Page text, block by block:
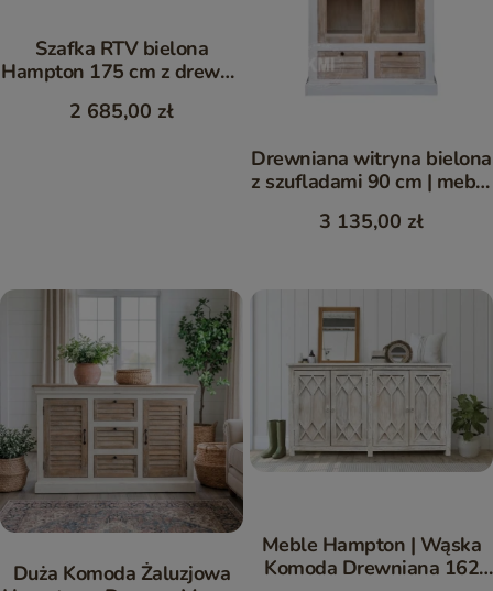
Szafka RTV bielona
Hampton 175 cm z drewna
2 685,00 zł
Drewniana witryna bielona
z szufladami 90 cm | meble
3 135,00 zł
Duża Komoda Żaluzjowa
Meble Hampton | Wąska
Komoda Drewniana 162